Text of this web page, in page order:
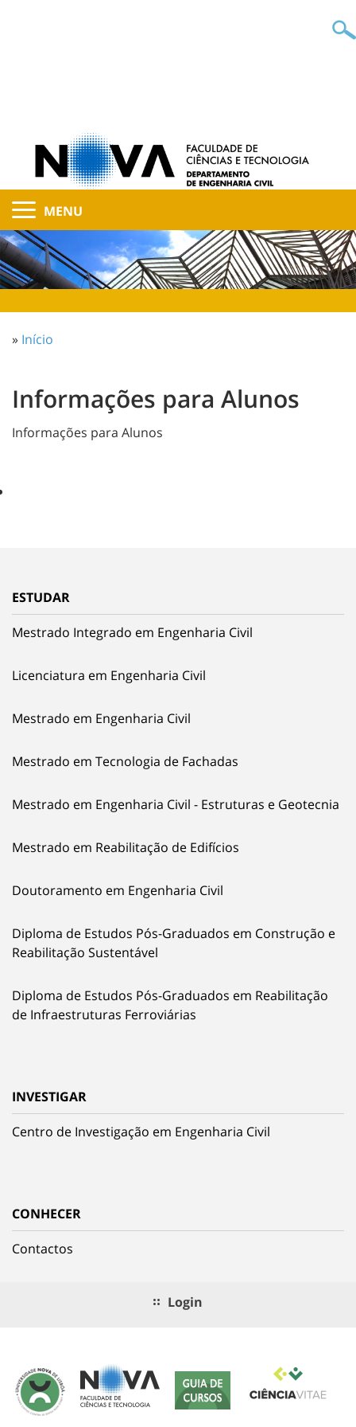
MENU
» Início
Informações para Alunos
Informações para Alunos
ESTUDAR
Mestrado Integrado em Engenharia Civil
Licenciatura em Engenharia Civil
Mestrado em Engenharia Civil
Mestrado em Tecnologia de Fachadas
Mestrado em Engenharia Civil - Estruturas e Geotecnia
Mestrado em Reabilitação de Edifícios
Doutoramento em Engenharia Civil
Diploma de Estudos Pós-Graduados em Construção e
Reabilitação Sustentável
Diploma de Estudos Pós-Graduados em Reabilitação
de Infraestruturas Ferroviárias
INVESTIGAR
Centro de Investigação em Engenharia Civil
CONHECER
Contactos
Login